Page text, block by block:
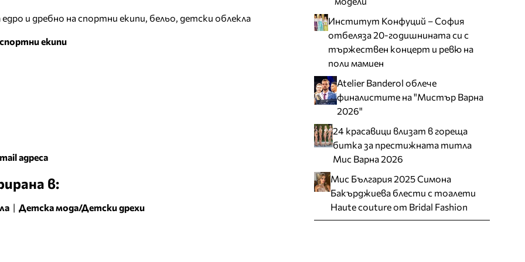
и дребно на спортни екипи, бельо, детски облекла
спортни екипи
адреса
в:
| Детска мода/Детски дрехи
Институт Конфуций – София
отбеляза 20-годишнината си с
тържествен концерт и ревю на
поли мамиен
Atelier Banderol облече
финалистите на "Мистър Варна
2026"
24 красавици влизат в гореща
битка за престижната титла
Мис Варна 2026
Мис България 2025 Симона
Бакърджиева блести с тоалети
Haute couture от Bridal Fashion